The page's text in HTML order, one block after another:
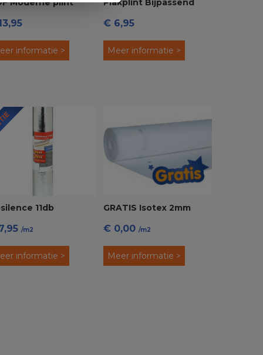
Moderne plint
voorgelakt RAL
Wit
informatie >
Plakplint Bijpassend
Laminaat
€ 6,95
Meer informatie >
11db
/m2
informatie >
GRATIS Isotex 2mm
Ondervloer
€ 0,00/m2
Meer informatie >